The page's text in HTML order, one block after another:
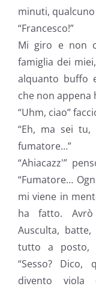
minuti,
“Francesco!”
Mi giro e non
famiglia dei
alquanto buffo
che non
“Uhm, ciao”
“Eh, ma sei
fumatore…”
“Ahiacazz'”
“Fumatore…
mi viene in
ha fatto. Avrò
Ausculta,
tutto a posto,
“Sesso? Dico,
divento viola